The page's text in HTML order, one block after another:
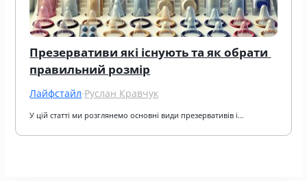
Презервативи які існують та як обрати
правильний розмір
Лайфстайл·Руслан Кравчук
У цій статті ми розглянемо основні види презервативів і…